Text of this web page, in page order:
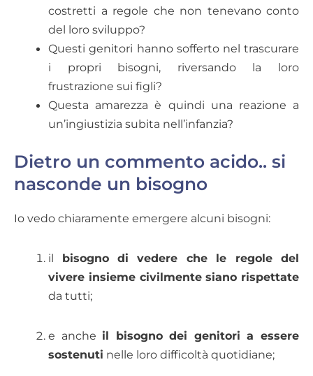
costretti a regole che non tenevano conto
del loro sviluppo?
Questi genitori hanno sofferto nel trascurare
i propri bisogni, riversando la loro
frustrazione sui figli?
Questa amarezza è quindi una reazione a
un’ingiustizia subita nell’infanzia?
Dietro un commento acido.. si
nasconde un bisogno
Io vedo chiaramente emergere alcuni bisogni:
il bisogno di vedere che le regole del
vivere insieme civilmente siano rispettate
da tutti;
e anche il bisogno dei genitori a essere
sostenuti nelle loro difficoltà quotidiane;